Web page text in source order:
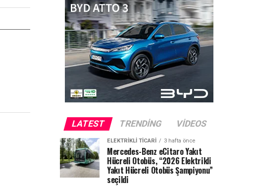
LATEST TRENDING VIDEOS
ELEKTRIKLI TICARI 3 hafta önce
Mercedes-Benz eCitaro Yakıt
Hücreli Otobüs, “2026 Elektrikli
Yakıt Hücreli Otobüs Şampiyonu”
seçildi